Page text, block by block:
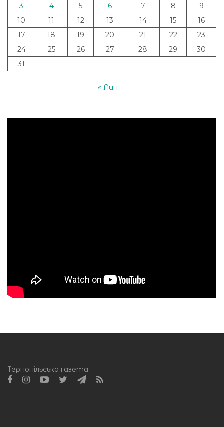
3
4 5 6 7 8
9
10
11 12 13 14 15
16
17
18 19 20 21 22
23
24
25 26 27 28 29
30
31
« Лип
Тернопільська газета